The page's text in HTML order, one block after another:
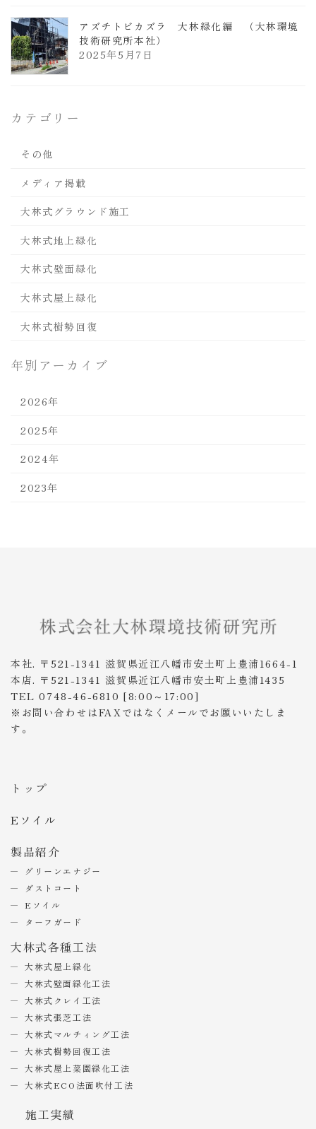
アズチトビカズラ 大林緑化編 （大林環境
技術研究所本社）
2025年5月7日
カテゴリー
その他
メディア掲載
大林式グラウンド施工
大林式地上緑化
大林式壁面緑化
大林式屋上緑化
大林式樹勢回復
年別アーカイブ
2026年
2025年
2024年
2023年
本社. 〒521-1341 滋賀県近江八幡市安土町上豊浦1664-1
本店. 〒521-1341 滋賀県近江八幡市安土町上豊浦1435
TEL 0748-46-6810 [8:00～17:00]
※お問い合わせはFAXではなくメールでお願いいたしま
す。
トップ
Eソイル
製品紹介
グリーンエナジー
ダストコート
Eソイル
ターフガード
大林式各種工法
大林式屋上緑化
大林式壁面緑化工法
大林式クレイ工法
大林式張芝工法
大林式マルチィング工法
大林式樹勢回復工法
大林式屋上菜園緑化工法
大林式ECO法面吹付工法
施工実績